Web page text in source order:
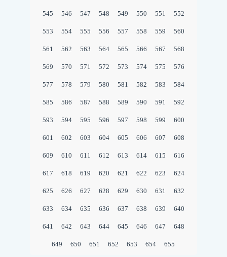
545 546 547 548 549 550 551 552
553 554 555 556 557 558 559 560
561 562 563 564 565 566 567 568
569 570 571 572 573 574 575 576
577 578 579 580 581 582 583 584
585 586 587 588 589 590 591 592
593 594 595 596 597 598 599 600
601 602 603 604 605 606 607 608
609 610 611 612 613 614 615 616
617 618 619 620 621 622 623 624
625 626 627 628 629 630 631 632
633 634 635 636 637 638 639 640
641 642 643 644 645 646 647 648
649 650 651 652 653 654 655